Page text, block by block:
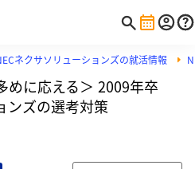
ネクサソリューションズの就活情報
めに応える＞ 2009年卒
ンズの選考対策